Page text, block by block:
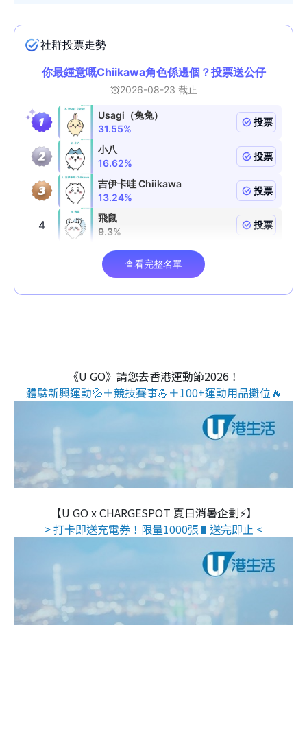
《U GO》請您去香港運動節2026！
體驗新興運動💦＋競技賽事💪＋100+運動用品攤位🔥
【U GO x CHARGESPOT 夏日消暑企劃⚡】
> 打卡即送充電券！限量1000張🔋送完即止 <